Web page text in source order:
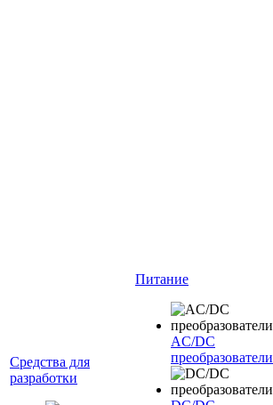
Средства для
разработки
Питание
AC/DC
преобразователи